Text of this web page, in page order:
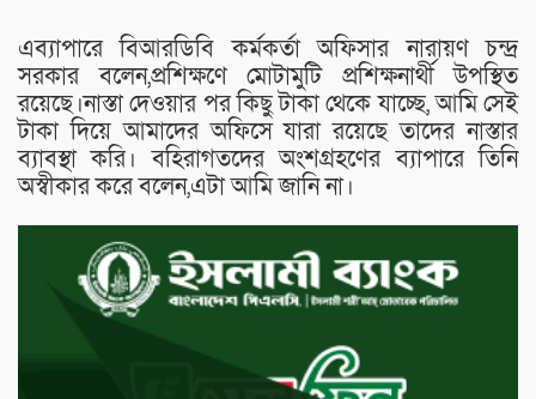
এব্যাপারে বিআরডিবি কর্মকর্তা অফিসার নারায়ণ চন্দ্র
সরকার বলেন,প্রশিক্ষণে মোটামুটি প্রশিক্ষনার্থী উপস্থিত
রয়েছে।নাস্তা দেওয়ার পর কিছু টাকা থেকে যাচ্ছে, আমি সেই
টাকা দিয়ে আমাদের অফিসে যারা রয়েছে তাদের নাস্তার
ব্যাবস্থা করি। বহিরাগতদের অংশগ্রহণের ব্যাপারে তিনি
অস্বীকার করে বলেন,এটা আমি জানি না।